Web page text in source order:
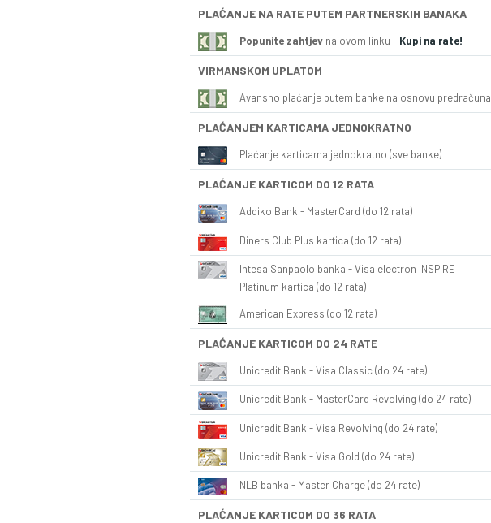
PLAĆANJE NA RATE PUTEM PARTNERSKIH BANAKA
Popunite zahtjev na ovom linku - Kupi na rate!
VIRMANSKOM UPLATOM
Avansno plaćanje putem banke na osnovu predračuna
PLAĆANJEM KARTICAMA JEDNOKRATNO
Plaćanje karticama jednokratno (sve banke)
PLAĆANJE KARTICOM DO 12 RATA
Addiko Bank - MasterCard (do 12 rata)
Diners Club Plus kartica (do 12 rata)
Intesa Sanpaolo banka - Visa electron INSPIRE i
Platinum kartica (do 12 rata)
American Express (do 12 rata)
PLAĆANJE KARTICOM DO 24 RATE
Unicredit Bank - Visa Classic (do 24 rate)
Unicredit Bank - MasterCard Revolving (do 24 rate)
Unicredit Bank - Visa Revolving (do 24 rate)
Unicredit Bank - Visa Gold (do 24 rate)
NLB banka - Master Charge (do 24 rate)
PLAĆANJE KARTICOM DO 36 RATA